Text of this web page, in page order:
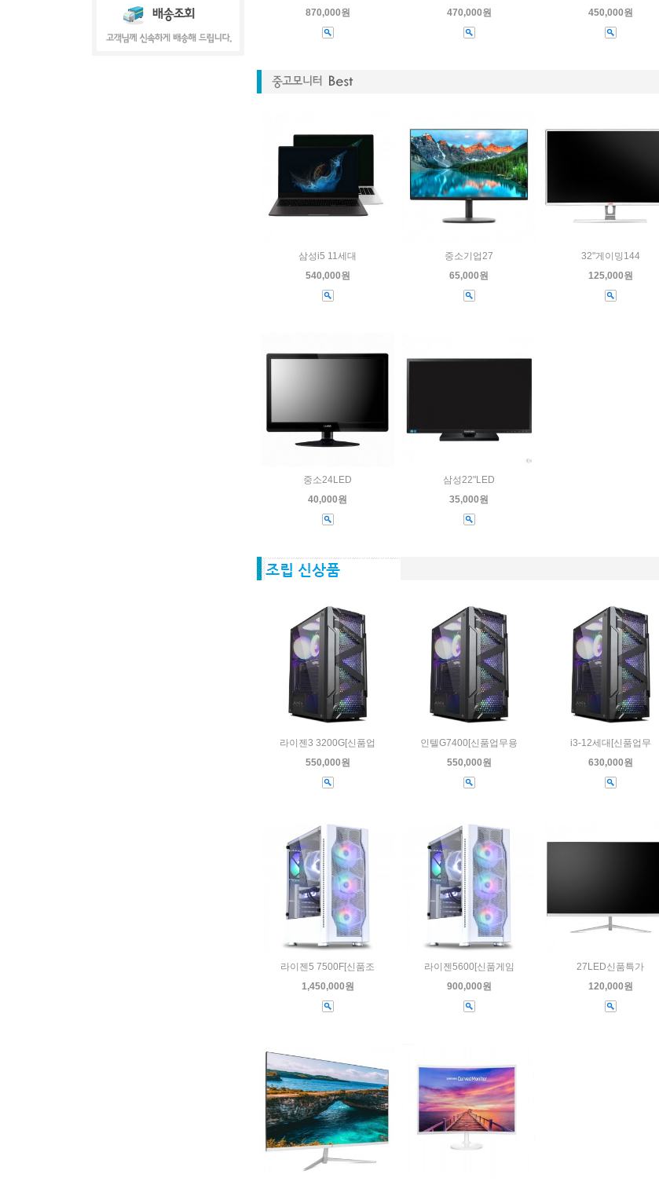
870,000원
470,000원
450,000원
삼성i5 11세대
540,000원
중소기업27
65,000원
32"게이밍144
125,000원
중소24LED
40,000원
삼성22"LED
35,000원
라이젠3 3200G[신품업
550,000원
인텔G7400[신품업무용
550,000원
i3-12세대[신품업무
630,000원
라이젠5 7500F[신품조
1,450,000원
라이젠5600[신품게임
900,000원
27LED신품특가
120,000원